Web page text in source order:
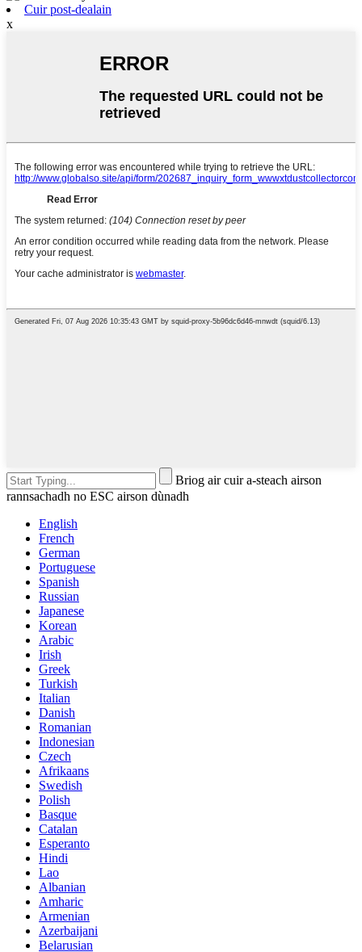
Cuir post-dealain
x
Briog air cuir a-steach airson
rannsachadh no ESC airson dùnadh
English
French
German
Portuguese
Spanish
Russian
Japanese
Korean
Arabic
Irish
Greek
Turkish
Italian
Danish
Romanian
Indonesian
Czech
Afrikaans
Swedish
Polish
Basque
Catalan
Esperanto
Hindi
Lao
Albanian
Amharic
Armenian
Azerbaijani
Belarusian